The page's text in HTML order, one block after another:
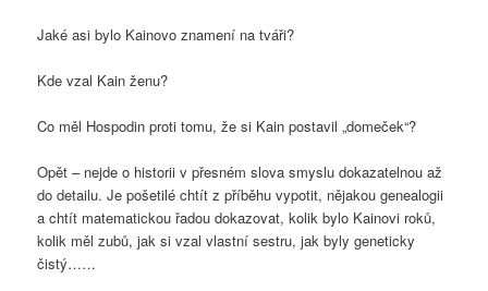
Jaké asi bylo Kainovo znamení na tváři?
Kde vzal Kain ženu?
Co měl Hospodin proti tomu, že si Kain postavil „domeček“?
Opět – nejde o historii v přesném slova smyslu dokazatelnou až
do detailu. Je pošetilé chtít z příběhu vypotit, nějakou genealogii
a chtít matematickou řadou dokazovat, kolik bylo Kainovi roků,
kolik měl zubů, jak si vzal vlastní sestru, jak byly geneticky
čistý……